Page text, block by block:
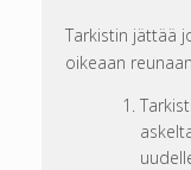
Tarkistin jättää
oikeaan